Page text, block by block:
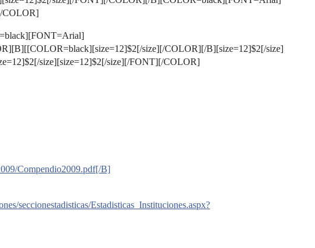
COLOR]
size][/COLOR][/B][size=12]$2[/size]
size][size=12]$2[/size][/FONT][/COLOR]
Compendio2009.pdf[/B]
seccionestadisticas/Estadisticas_Instituciones.aspx?